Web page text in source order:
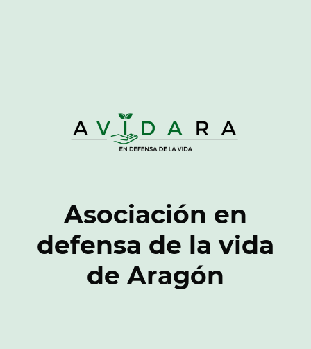
Asociación en
defensa de la vida
de Aragón